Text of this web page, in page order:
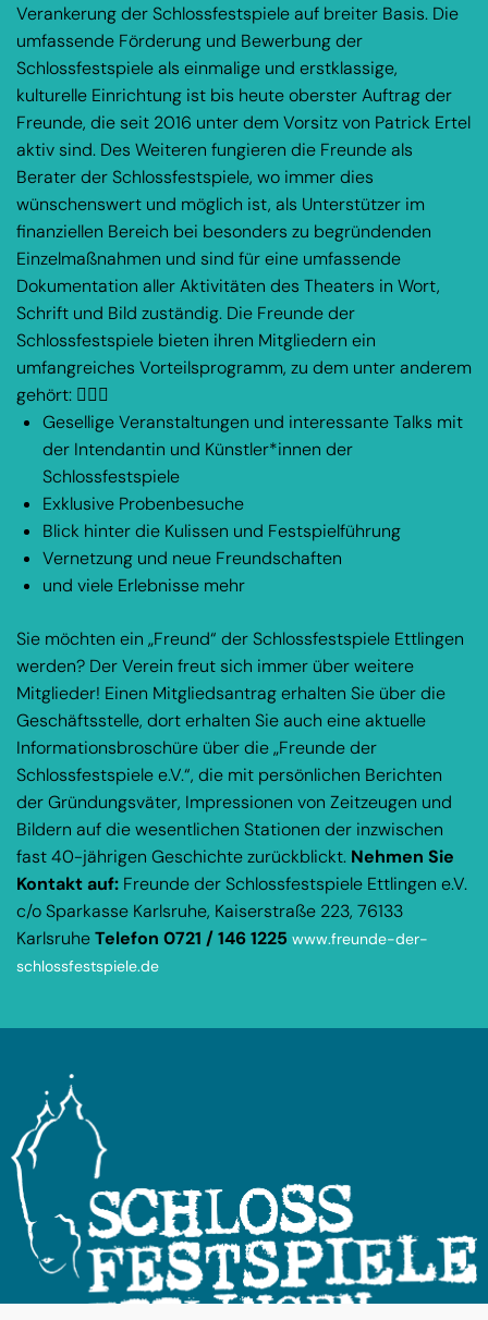
Verankerung der Schlossfestspiele auf breiter Basis. Die
umfassende Förderung und Bewerbung der
Schlossfestspiele als einmalige und erstklassige,
kulturelle Einrichtung ist bis heute oberster Auftrag der
Freunde, die seit 2016 unter dem Vorsitz von Patrick Ertel
aktiv sind. Des Weiteren fungieren die Freunde als
Berater der Schlossfestspiele, wo immer dies
wünschenswert und möglich ist, als Unterstützer im
finanziellen Bereich bei besonders zu begründenden
Einzelmaßnahmen und sind für eine umfassende
Dokumentation aller Aktivitäten des Theaters in Wort,
Schrift und Bild zuständig. Die Freunde der
Schlossfestspiele bieten ihren Mitgliedern ein
umfangreiches Vorteilsprogramm, zu dem unter anderem
gehört: 
Gesellige Veranstaltungen und interessante Talks mit
der Intendantin und Künstler*innen der
Schlossfestspiele
Exklusive Probenbesuche
Blick hinter die Kulissen und Festspielführung
Vernetzung und neue Freundschaften
und viele Erlebnisse mehr
Sie möchten ein „Freund“ der Schlossfestspiele Ettlingen
werden? Der Verein freut sich immer über weitere
Mitglieder! Einen Mitgliedsantrag erhalten Sie über die
Geschäftsstelle, dort erhalten Sie auch eine aktuelle
Informationsbroschüre über die „Freunde der
Schlossfestspiele e.V.“, die mit persönlichen Berichten
der Gründungsväter, Impressionen von Zeitzeugen und
Bildern auf die wesentlichen Stationen der inzwischen
fast 40-jährigen Geschichte zurückblickt. Nehmen Sie
Kontakt auf: Freunde der Schlossfestspiele Ettlingen e.V.
c/o Sparkasse Karlsruhe, Kaiserstraße 223, 76133
KarlsruheTelefon 0721 / 146 1225 www.freunde-der-
schlossfestspiele.de